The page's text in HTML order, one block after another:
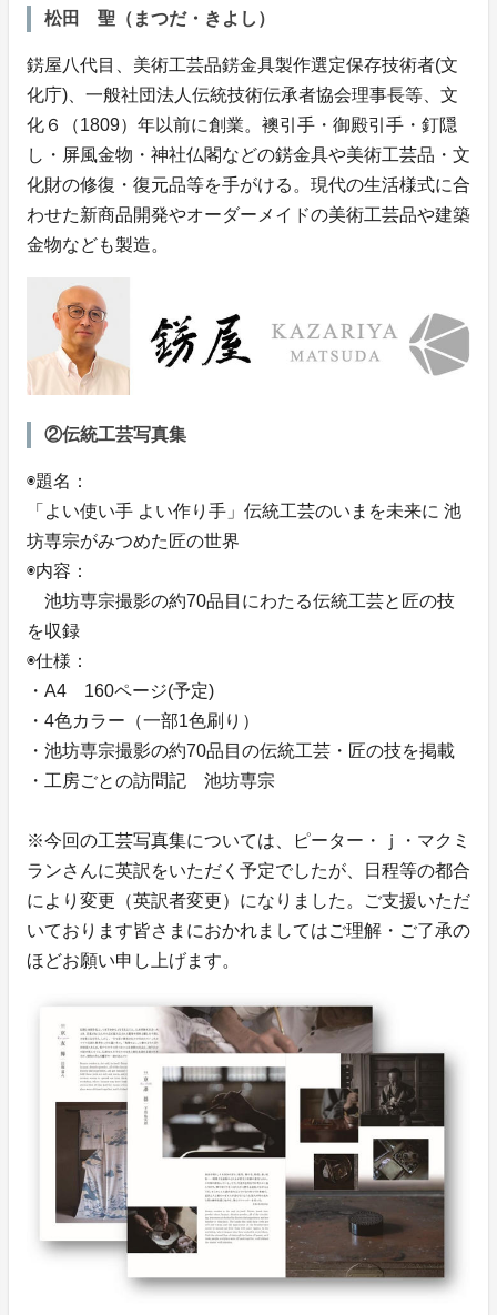
松田 聖（まつだ・きよし）
錺屋八代目、美術工芸品錺金具製作選定保存技術者(文
化庁)、一般社団法人伝統技術伝承者協会理事長等、文
化６（1809）年以前に創業。襖引手・御殿引手・釘隠
し・屏風金物・神社仏閣などの錺金具や美術工芸品・文
化財の修復・復元品等を手がける。現代の生活様式に合
わせた新商品開発やオーダーメイドの美術工芸品や建築
金物なども製造。
②伝統工芸写真集
◉題名：
「よい使い手 よい作り手」伝統工芸のいまを未来に 池
坊専宗がみつめた匠の世界
◉内容：
池坊専宗撮影の約70品目にわたる伝統工芸と匠の技
を収録
◉仕様：
・A4 160ページ(予定)
・4色カラー（一部1色刷り）
・池坊専宗撮影の約70品目の伝統工芸・匠の技を掲載
・工房ごとの訪問記 池坊専宗
※今回の工芸写真集については、ピーター・ｊ・マクミ
ランさんに英訳をいただく予定でしたが、日程等の都合
により変更（英訳者変更）になりました。ご支援いただ
いております皆さまにおかれましてはご理解・ご了承の
ほどお願い申し上げます。